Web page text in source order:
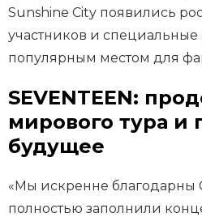
Sunshine City появились
участников и специальные
популярным местом для
SEVENTEEN:
мирового тура и
будущее
«Мы искренне благодарны
полностью заполнили